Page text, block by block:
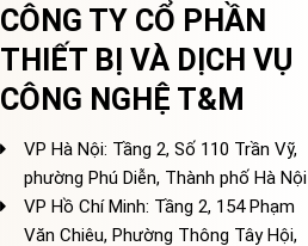
CÔNG TY CỔ PHẦN
THIẾT BỊ VÀ DỊCH VỤ
CÔNG NGHỆ T&M
VP Hà Nội: Tầng 2, Số 110 Trần Vỹ,
phường Phú Diễn, Thành phố Hà Nội
VP Hồ Chí Minh: Tầng 2, 154 Phạm
Văn Chiêu, Phường Thông Tây Hội,